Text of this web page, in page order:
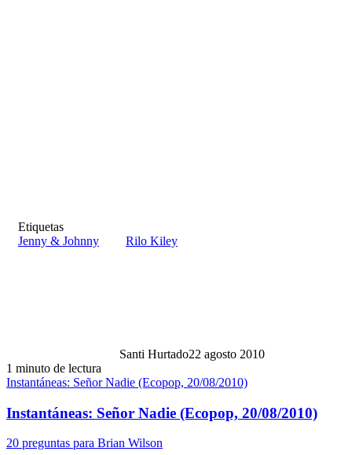
Etiquetas
Jenny & Johnny
Rilo Kiley
Santi Hurtado22 agosto 2010
1 minuto de lectura
Instantáneas: Señor Nadie (Ecopop, 20/08/2010)
Instantáneas: Señor Nadie (Ecopop, 20/08/2010)
20 preguntas para Brian Wilson